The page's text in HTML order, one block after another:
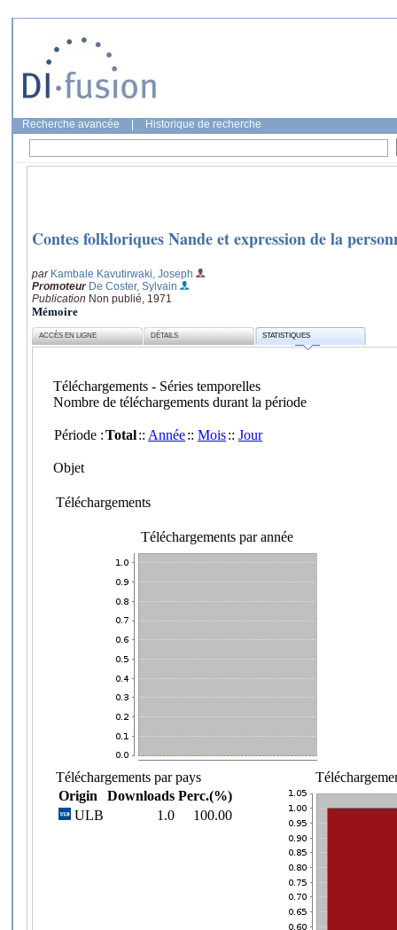
Recherche avancée Historique de recherche
Contes folkloriques Nande et expression de la
par Kambale Kavutirwaki, Joseph
Promoteur De Coster, Sylvain
Publication Non publié, 1971
Mémoire
ACCÈS EN LIGNE DÉTAILS STATISTIQUES